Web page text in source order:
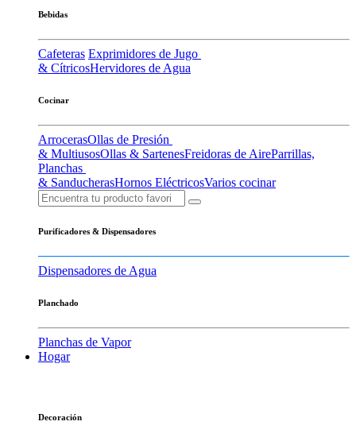
Bebidas
Cafeteras Exprimidores de Jugo
& CítricosHervidores de Agua
Cocinar
ArrocerasOllas de Presión
& MultiusosOllas & SartenesFreidoras de AireParrillas,
Planchas
& SanducherasHornos EléctricosVarios cocinar
Purificadores & Dispensadores
Dispensadores de Agua
Planchado
Planchas de Vapor
Hogar
Decoración